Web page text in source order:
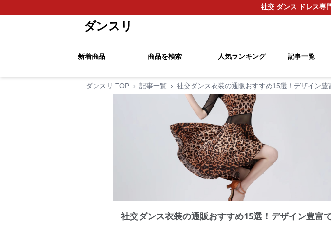
社交 ダンス ドレス専
ダンスリ
新着商品 商品を検索 人気ランキング 記事一覧
ダンスリ TOP › 記事一覧 › 社交ダンス衣装の通販おすすめ15選！デザイン
社交ダンス衣装の通販おすすめ15選！デザイン豊富